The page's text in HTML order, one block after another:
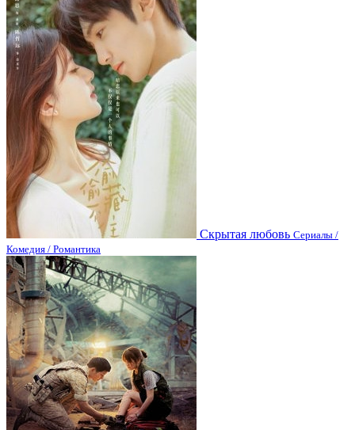
Скрытая любовь Сериалы /
Комедия / Романтика